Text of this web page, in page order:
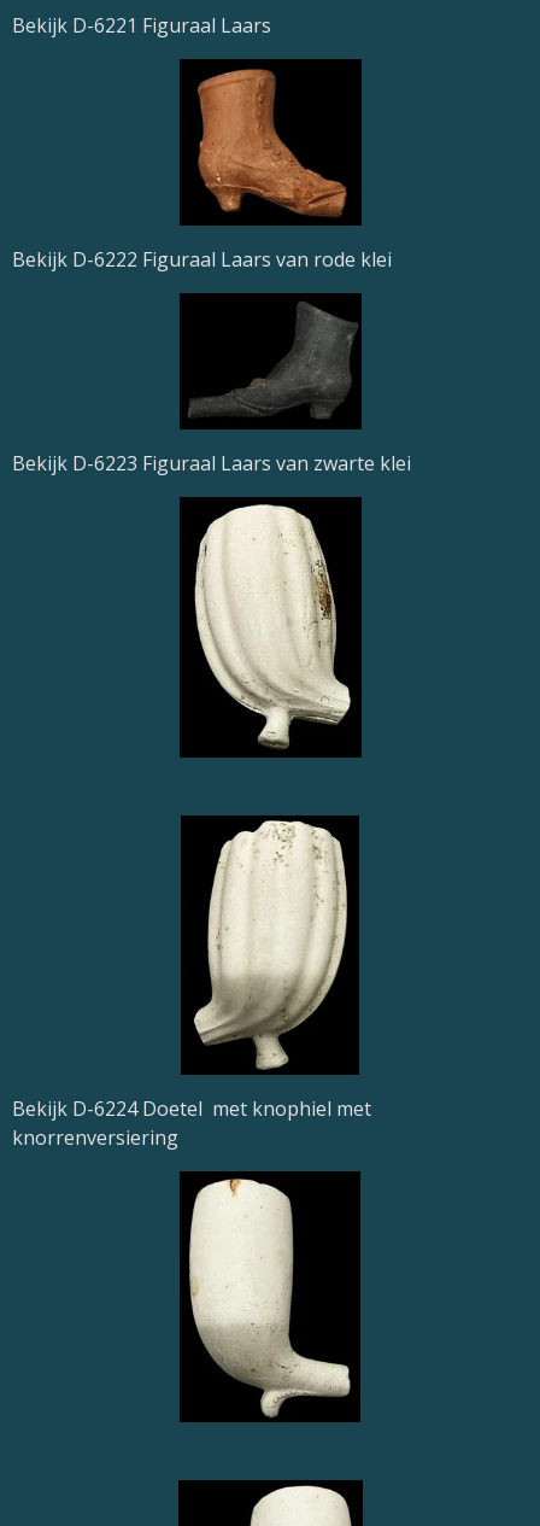
Bekijk D-6221 Figuraal Laars
Bekijk D-6222 Figuraal Laars van rode klei
Bekijk D-6223 Figuraal Laars van zwarte klei
Bekijk D-6224 Doetel met knophiel met
knorrenversiering